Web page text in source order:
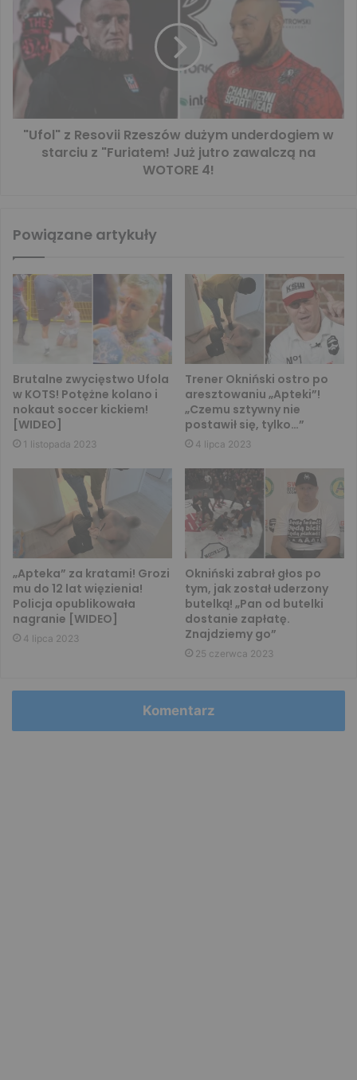
"Ufol" z Resovii Rzeszów dużym underdogiem w
starciu z "Furiatem! Już jutro zawalczą na
WOTORE 4!
Powiązane artykuły
Brutalne zwycięstwo Ufola
w KOTS! Potężne kolano i
nokaut soccer kickiem!
[WIDEO]
1 listopada 2023
Trener Okniński ostro po
aresztowaniu „Apteki”!
„Czemu sztywny nie
postawił się, tylko…”
4 lipca 2023
„Apteka” za kratami! Grozi
mu do 12 lat więzienia!
Policja opublikowała
nagranie [WIDEO]
4 lipca 2023
Okniński zabrał głos po
tym, jak został uderzony
butelką! „Pan od butelki
dostanie zapłatę.
Znajdziemy go”
25 czerwca 2023
Komentarz